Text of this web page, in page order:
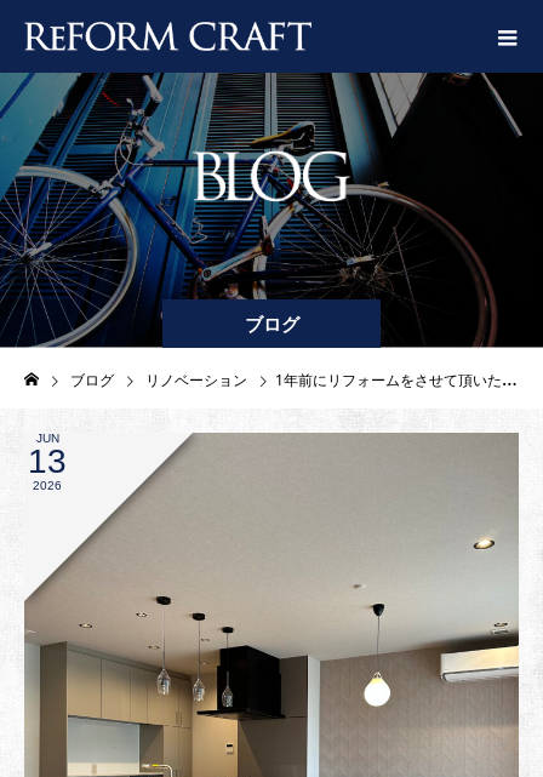
ブログ
ブログ リノベーション 1年前にリフォームをさせて頂いたお客様のご自宅でお食事会～！
JUN
13
2026